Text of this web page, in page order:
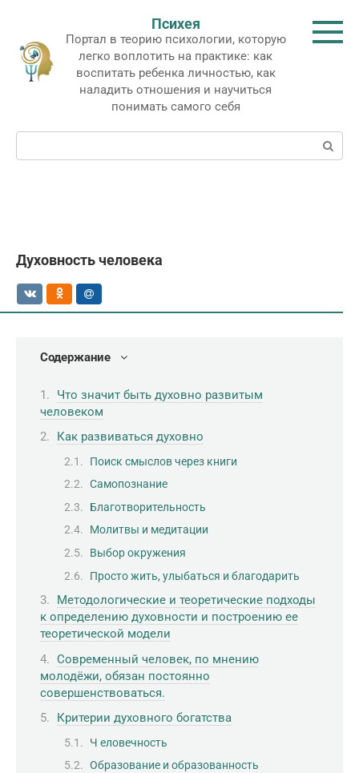
контенту
Психея
Портал в теорию психологии, которую
легко воплотить на практике: как
воспитать ребенка личностью, как
наладить отношения и научиться
понимать самого себя
Поиск:
Духовность человека
Содержание
Что значит быть духовно развитым
человеком
Как развиваться духовно
Поиск смыслов через книги
Самопознание
Благотворительность
Молитвы и медитации
Выбор окружения
Просто жить, улыбаться и благодарить
Методологические и теоретические подходы
к определению духовности и построению ее
теоретической модели
Современный человек, по мнению
молодёжи, обязан постоянно
совершенствоваться.
Критерии духовного богатства
Ч еловечность
Образование и образованность